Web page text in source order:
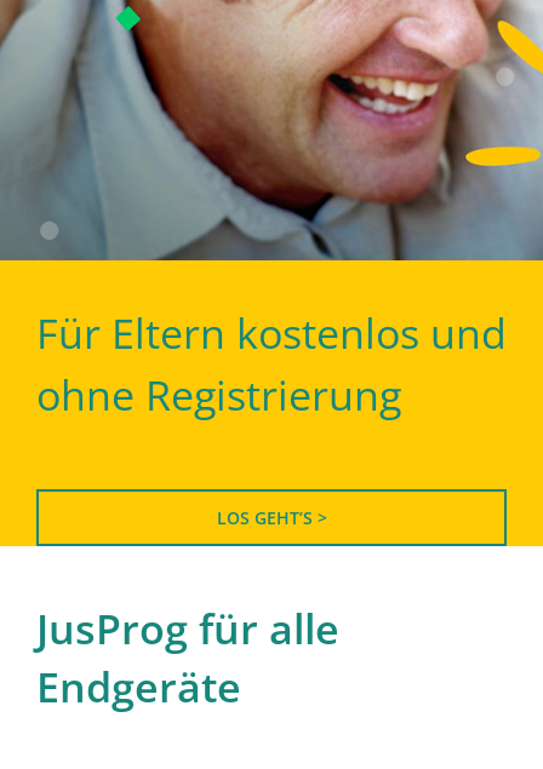
Für Eltern kostenlos und
ohne Registrierung
LOS GEHT’S >
JusProg für alle
Endgeräte